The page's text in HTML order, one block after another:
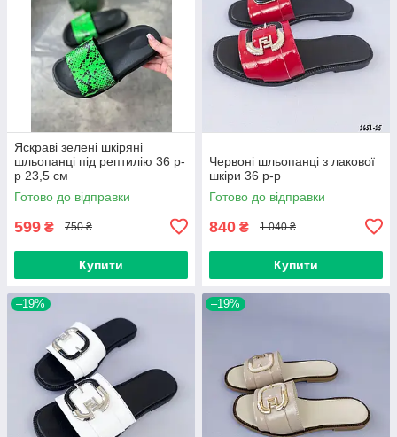
Яскраві зелені шкіряні
шльопанці під рептилію 36 р-
р 23,5 см
Готово до відправки
599 ₴ 750 ₴
Купити
Червоні шльопанці з лакової
шкіри 36 р-р
Готово до відправки
840 ₴ 1 040 ₴
Купити
–19% –19%